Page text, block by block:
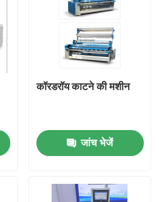
कॉरडरॉय काटने की मशीन
जांच भेजें